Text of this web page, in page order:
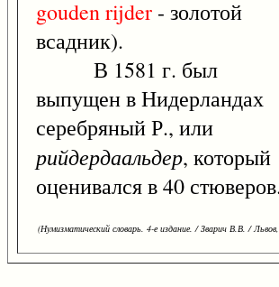
goudenrijder - золотой
всадник).
В 1581 г. был
выпущен в Нидерландах
серебряный Р., или
рийдердаальдер, который
оценивался в 40
(Нумизматический словарь. 4-е издание. / Зварич В.В. /